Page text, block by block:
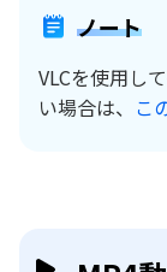
ノート
VLCを使用し
い場合は、 こ